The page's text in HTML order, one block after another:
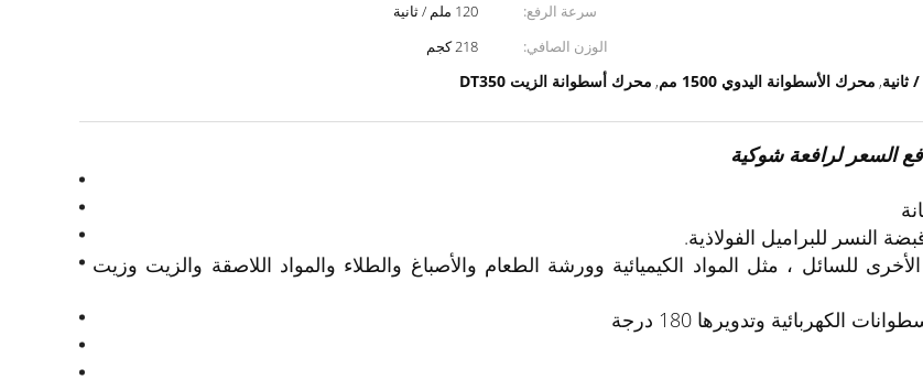
سرعة الرفع:
120 ملم / ثانية
الوزن الصافي:
218 كجم
, محرك الأسطوانة اليدوي 1500 مم , محرك أسطوانة الزيت DT350
السعر لرافعة شوكية
النسر للبراميل الفولاذية.
للسائل ، مثل المواد الكيميائية وورشة الطعام والأصباغ والطلاء والمواد اللاصقة والزيت وزيت
وتدويرها 180 درجة